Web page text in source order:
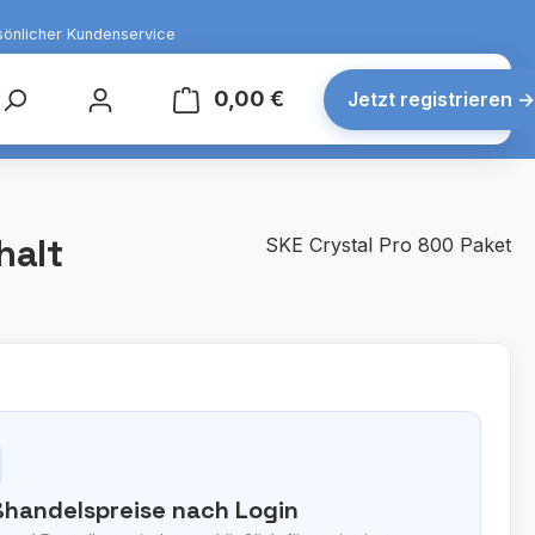
Kundenservice
0,00 € Warenkorb enthält 0
Jetzt registrieren →
SKE Crystal Pro 800 Paket
nach Login